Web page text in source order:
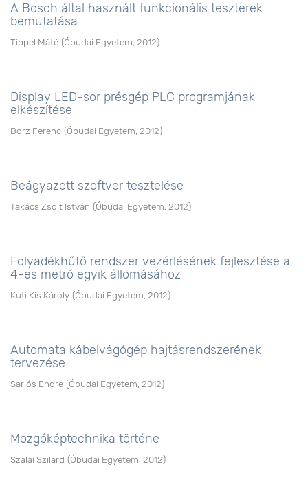
A Bosch által használt funkcionális teszterek
bemutatása
Tippel Máté (Óbudai Egyetem 2012)
Display LED-sor présgép PLC programjának
elkészítése
Borz Ferenc (Óbudai Egyetem 2012)
Beágyazott szoftver tesztelése
Takács Zsolt István (Óbudai Egyetem 2012)
Folyadékhűtő rendszer vezérlésének fejlesztése a
4-es metró egyik állomásához
Kuti Kis Károly (Óbudai Egyetem 2012)
Automata kábelvágógép hajtásrendszerének
tervezése
Sarlós Endre (Óbudai Egyetem 2012)
Mozgóképtechnika történe
Szalai Szilárd (Óbudai Egyetem 2012)